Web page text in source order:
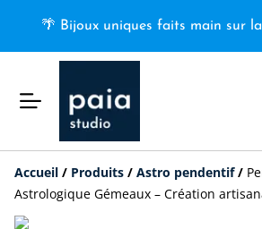
🌴 Bijoux uniques faits main sur
Accueil / Produits / Astro pendentif /
Astrologique Gémeaux – Création